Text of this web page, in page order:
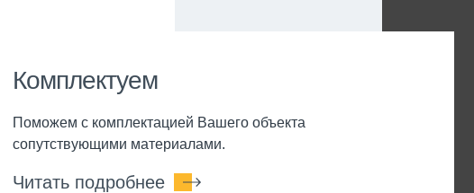
Комплектуем
Поможем с комплектацией Вашего объекта
сопутствующими материалами.
Читать подробнее